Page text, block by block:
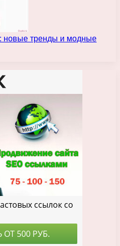
новые тренды и модные